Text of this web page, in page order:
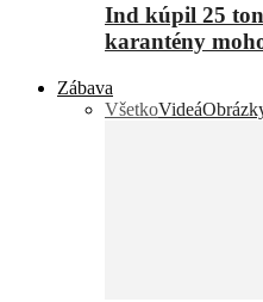
Ind kúpil 25
karantény
Zábava
VšetkoVideá